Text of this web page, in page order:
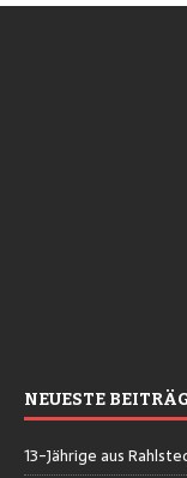
NEUESTE
13-Jährige aus